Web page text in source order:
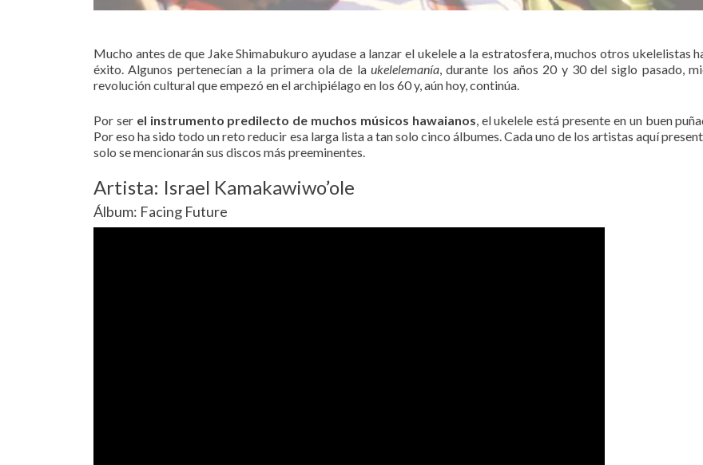
Mucho antes de que Jake Shimabukuro ayudase a lanzar el ukelele a la estratosfera, muchos otros ukelelistas
éxito. Algunos pertenecían a la primera ola de la ukelelemanía, durante los años 20 y 30 del siglo pasado,
revolución cultural que empezó en el archipiélago en los 60 y, aún hoy, continúa.
Por ser el instrumento predilecto de muchos músicos hawaianos, el ukelele está presente en un buen
Por eso ha sido todo un reto reducir esa larga lista a tan solo cinco álbumes. Cada uno de los artistas aquí
solo se mencionarán sus discos más preeminentes.
Artista: Israel Kamakawiwo’ole
Álbum: Facing Future